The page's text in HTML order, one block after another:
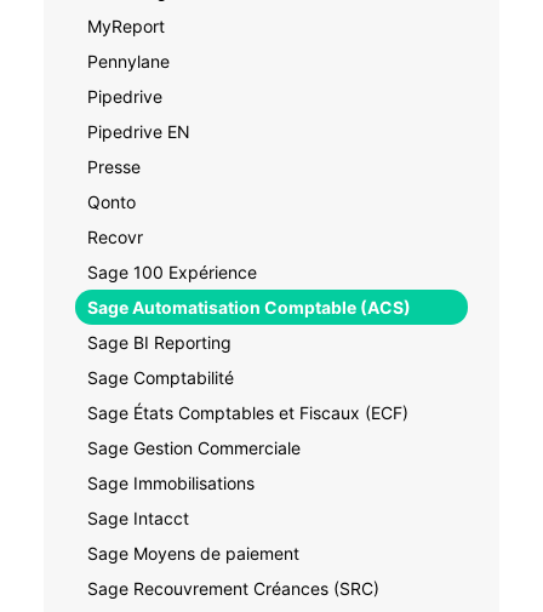
MyReport
Pennylane
Pipedrive
Pipedrive EN
Presse
Qonto
Recovr
Sage 100 Expérience
Sage Automatisation Comptable (ACS)
Sage BI Reporting
Sage Comptabilité
Sage États Comptables et Fiscaux (ECF)
Sage Gestion Commerciale
Sage Immobilisations
Sage Intacct
Sage Moyens de paiement
Sage Recouvrement Créances (SRC)